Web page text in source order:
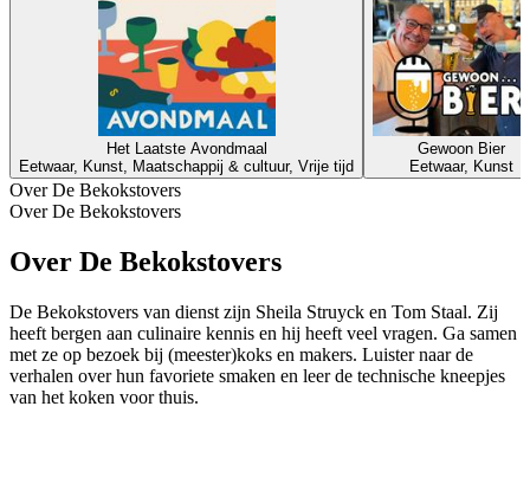
Het Laatste Avondmaal
Eetwaar, Kunst, Maatschappij & cultuur, Vrije tijd
Gewoon Bier
Eetwaar, Kunst
Over De Bekokstovers
Over De Bekokstovers
Over De Bekokstovers
De Bekokstovers van dienst zijn Sheila Struyck en Tom Staal. Zij
heeft bergen aan culinaire kennis en hij heeft veel vragen. Ga samen
met ze op bezoek bij (meester)koks en makers. Luister naar de
verhalen over hun favoriete smaken en leer de technische kneepjes
van het koken voor thuis.